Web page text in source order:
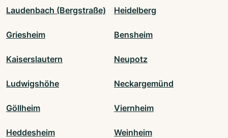
Laudenbach (Bergstraße) Heidelberg
Griesheim Bensheim
Kaiserslautern Neupotz
Ludwigshöhe Neckargemünd
Göllheim Viernheim
Heddesheim Weinheim